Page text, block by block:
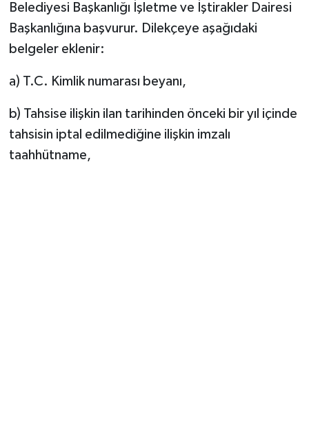
Belediyesi Başkanlığı İşletme ve İştirakler Dairesi
Başkanlığına başvurur. Dilekçeye aşağıdaki
belgeler eklenir:
a) T.C. Kimlik numarası beyanı,
b) Tahsise ilişkin ilan tarihinden önceki bir yıl içinde
tahsisin iptal edilmediğine ilişkin imzalı
taahhütname,